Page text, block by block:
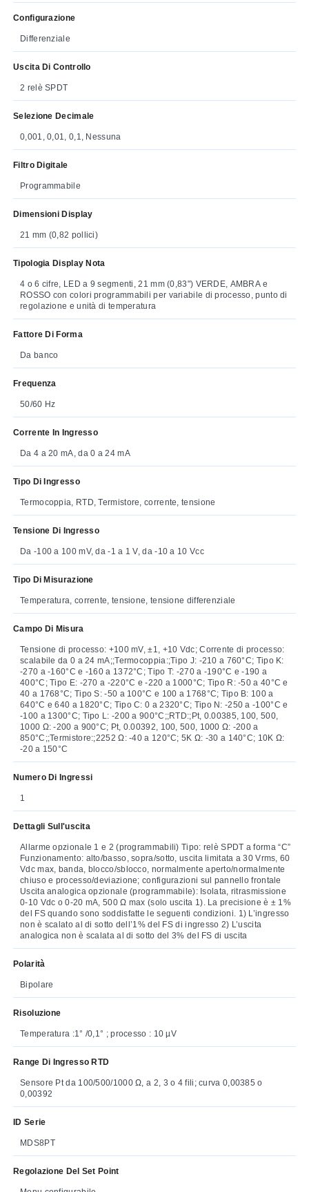
Configurazione
Differenziale
Uscita Di Controllo
2 relè SPDT
Selezione Decimale
0,001, 0,01, 0,1, Nessuna
Filtro Digitale
Programmabile
Dimensioni Display
21 mm (0,82 pollici)
Tipologia Display Nota
4 o 6 cifre, LED a 9 segmenti, 21 mm (0,83") VERDE, AMBRA e
ROSSO con colori programmabili per variabile di processo, punto di
regolazione e unità di temperatura
Fattore Di Forma
Da banco
Frequenza
50/60 Hz
Corrente In Ingresso
Da 4 a 20 mA, da 0 a 24 mA
Tipo Di Ingresso
Termocoppia, RTD, Termistore, corrente, tensione
Tensione Di Ingresso
Da -100 a 100 mV, da -1 a 1 V, da -10 a 10 Vcc
Tipo Di Misurazione
Temperatura, corrente, tensione, tensione differenziale
Campo Di Misura
Tensione di processo: +100 mV, ±1, +10 Vdc; Corrente di processo:
scalabile da 0 a 24 mA;;Termocoppia:;Tipo J: -210 a 760°C; Tipo K:
-270 a -160°C e -160 a 1372°C; Tipo T: -270 a -190°C e -190 a
400°C; Tipo E: -270 a -220°C e -220 a 1000°C; Tipo R: -50 a 40°C e
40 a 1768°C; Tipo S: -50 a 100°C e 100 a 1768°C; Tipo B: 100 a
640°C e 640 a 1820°C; Tipo C: 0 a 2320°C; Tipo N: -250 a -100°C e
-100 a 1300°C; Tipo L: -200 a 900°C;;RTD:;Pt, 0.00385, 100, 500,
1000 Ω: -200 a 900°C; Pt, 0.00392, 100, 500, 1000 Ω: -200 a
850°C;;Termistore:;2252 Ω: -40 a 120°C; 5K Ω: -30 a 140°C; 10K Ω:
-20 a 150°C
Numero Di Ingressi
1
Dettagli Sull'uscita
Allarme opzionale 1 e 2 (programmabili) Tipo: relè SPDT a forma “C”
Funzionamento: alto/basso, sopra/sotto, uscita limitata a 30 Vrms, 60
Vdc max, banda, blocco/sblocco, normalmente aperto/normalmente
chiuso e processo/deviazione; configurazioni sul pannello frontale
Uscita analogica opzionale (programmabile): Isolata, ritrasmissione
0-10 Vdc o 0-20 mA, 500 Ω max (solo uscita 1). La precisione è ± 1%
del FS quando sono soddisfatte le seguenti condizioni. 1) L’ingresso
non è scalato al di sotto dell’1% del FS di ingresso 2) L’uscita
analogica non è scalata al di sotto del 3% del FS di uscita
Polarità
Bipolare
Risoluzione
Temperatura :1° /0,1° ; processo : 10 µV
Range Di Ingresso RTD
Sensore Pt da 100/500/1000 Ω, a 2, 3 o 4 fili; curva 0,00385 o
0,00392
ID Serie
MDS8PT
Regolazione Del Set Point